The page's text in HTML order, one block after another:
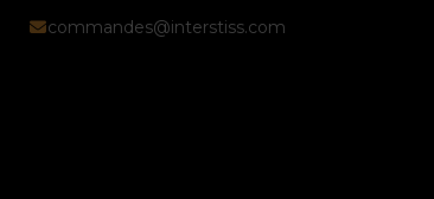
commandes@interstiss.com